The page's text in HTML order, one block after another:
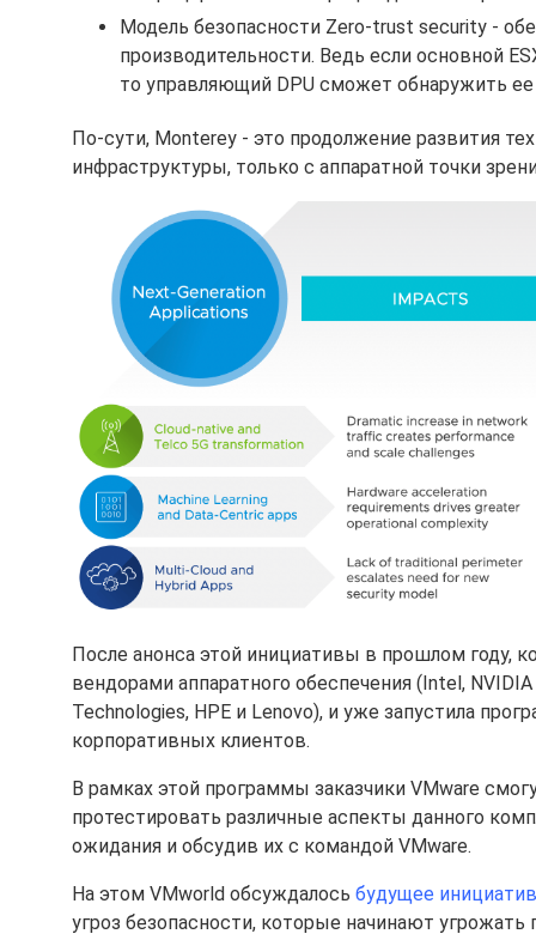
Модель безопасности Zero-trust security -
производительности. Ведь если основной
то управляющий DPU сможет обнаружить ее
По-сути, Monterey - это продолжение развития
инфраструктуры, только с аппаратной точки
После анонса этой инициативы в прошлом году,
вендорами аппаратного обеспечения (Intel,
Technologies, HPE и Lenovo), и уже запустила
корпоративных клиентов.
В рамках этой программы заказчики VMware
протестировать различные аспекты данного
ожидания и обсудив их с командой VMware.
На этом VMworld обсуждалось будущее
угроз безопасности, которые начинают